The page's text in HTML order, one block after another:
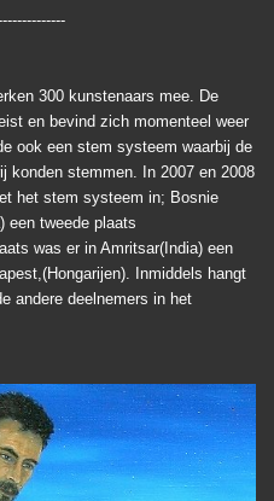
300 kunstenaars mee. De
en bevind zich momenteel weer
ook een stem systeem waarbij de
konden stemmen. In 2007 en 2008
het stem systeem in; Bosnie
een tweede plaats
was er in Amritsar(India) een
Inmiddels hangt
andere deelnemers in het